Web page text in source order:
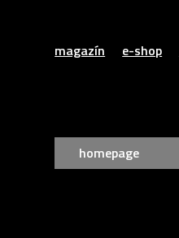
magazín e-shop
homepage